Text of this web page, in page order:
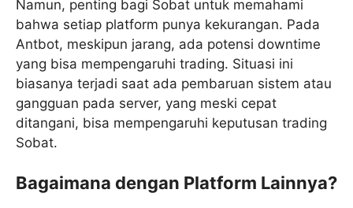
Namun, penting bagi Sobat untuk memahami
bahwa setiap platform punya kekurangan. Pada
Antbot, meskipun jarang, ada potensi downtime
yang bisa mempengaruhi trading. Situasi ini
biasanya terjadi saat ada pembaruan sistem atau
gangguan pada server, yang meski cepat
ditangani, bisa mempengaruhi keputusan trading
Sobat.
Bagaimana dengan Platform Lainnya?